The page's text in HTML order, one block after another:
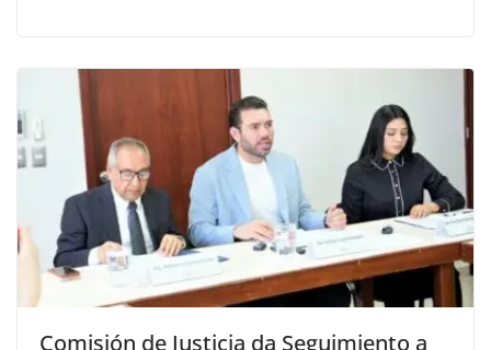
Comisión de Justicia da Seguimiento a